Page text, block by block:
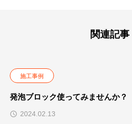
関連記事
施工事例
発泡ブロック使ってみませんか？
2024.02.13